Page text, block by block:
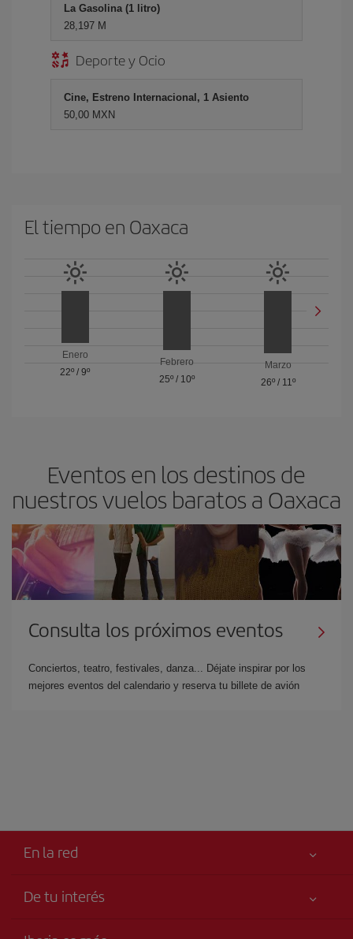
La Gasolina (1 litro)
28,197 M
Deporte y Ocio
Cine, Estreno Internacional, 1 Asiento
50,00 MXN
El tiempo en Oaxaca
Enero
22º /9º
Febrero
25º/ 10º
Marzo
26º/ 11º
Eventos en los destinos de
nuestros vuelos baratos a Oaxaca
Consulta los próximos eventos
Conciertos, teatro, festivales, danza... Déjate inspirar por los
mejores eventos del calendario y reserva tu billete de avión
En la red
De tu interés